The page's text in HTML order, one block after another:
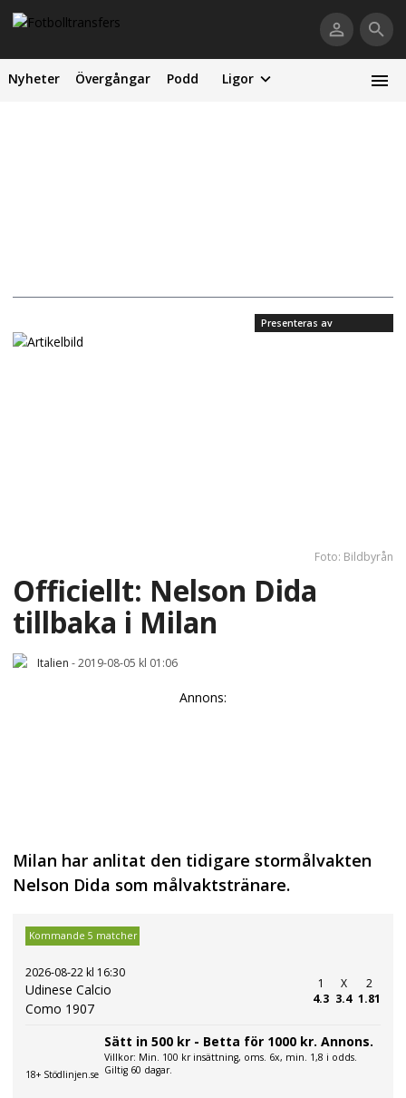
Nyheter Övergångar Podd Ligor
Presenteras av
Foto: Bildbyrån
Officiellt: Nelson Dida
tillbaka i Milan
Italien -2019-08-05 kl 01:06
Annons:
Milan har anlitat den tidigare stormålvakten
Nelson Dida som målvaktstränare.
Kommande 5 matcher
2026-08-22 kl 16:30
Udinese Calcio
Como 1907
1
4.3
X
3.4
2
1.81
18+ Stödlinjen.se
Sätt in 500 kr - Betta för 1000 kr. Annons.
Villkor: Min. 100 kr insättning, oms. 6x, min. 1,8 i odds.
Giltig 60 dagar.